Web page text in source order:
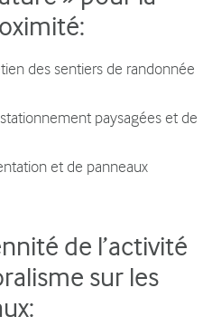
des sentiers de randonnée
paysagées et de
et de panneaux
de l’activité
sur les